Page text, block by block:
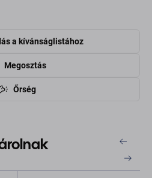
a kívánságlistához
Megosztás
Őrség